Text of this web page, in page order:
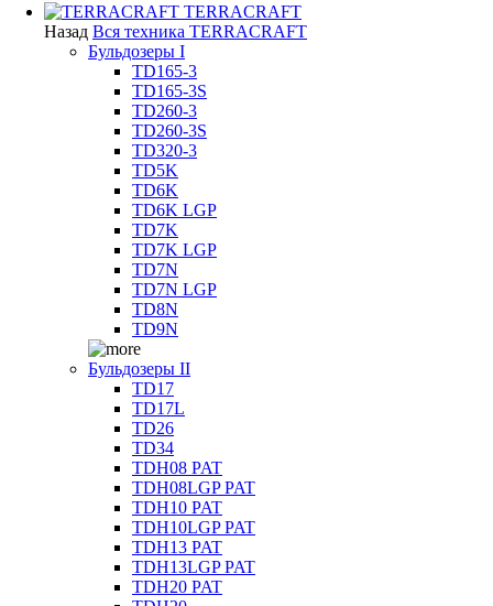
TERRACRAFT
Назад Вся техника TERRACRAFT
Бульдозеры I
TD165-3
TD165-3S
TD260-3
TD260-3S
TD320-3
TD5K
TD6K
TD6K LGP
TD7K
TD7K LGP
TD7N
TD7N LGP
TD8N
TD9N
Бульдозеры II
TD17
TD17L
TD26
TD34
TDH08 PAT
TDH08LGP PAT
TDH10 PAT
TDH10LGP PAT
TDH13 PAT
TDH13LGP PAT
TDH20 PAT